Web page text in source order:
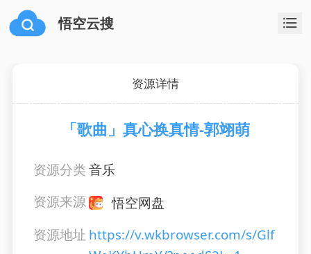
悟空云搜
资源详情
「歌曲」真心换真情-郭翊萌
资源分类音乐
资源来源
悟空网盘
资源地址 https://v.wkbrowser.com/s/Glf